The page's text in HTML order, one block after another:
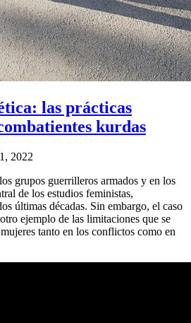
las prácticas
kurdas
2022
grupos guerrilleros armados y en los
de los estudios feministas,
últimas décadas. Sin embargo, el caso
ejemplo de las limitaciones que se
tanto en los conflictos como en